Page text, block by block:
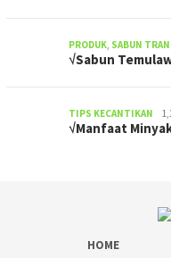
PRODUK SABUN
√Sabun
TIPS KECANTIKAN
√Manfaat
HOME